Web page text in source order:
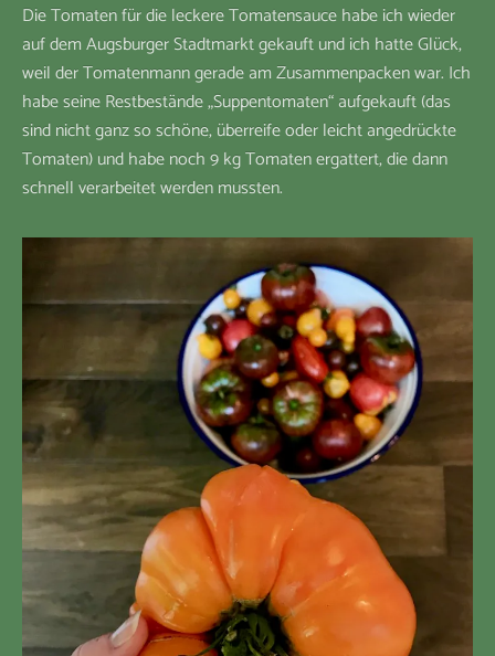
Die Tomaten für die leckere Tomatensauce habe ich wieder
auf dem Augsburger Stadtmarkt gekauft und ich hatte Glück,
weil der Tomatenmann gerade am Zusammenpacken war. Ich
habe seine Restbestände „Suppentomaten“ aufgekauft (das
sind nicht ganz so schöne, überreife oder leicht angedrückte
Tomaten) und habe noch 9 kg Tomaten ergattert, die dann
schnell verarbeitet werden mussten.